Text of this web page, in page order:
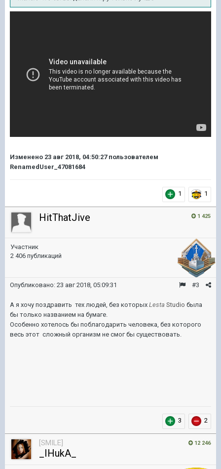
Изменено 23 авг 2018, 04:50:27пользователем
RenamedUser_47081684
1 1
1 425
HitThatJive
Участник
2 406 публикаций
#3
Опубликовано: 23 авг 2018, 05:09:31
А я хочу поздравить тех людей, без которых Lesta Studio была
бы только названием на бумаге.
Особенно хотелось бы поблагодарить человека, без которого
весь этот сложный организм не смог бы существовать.
3 2
12 246
[SMILE]
_IHukA_